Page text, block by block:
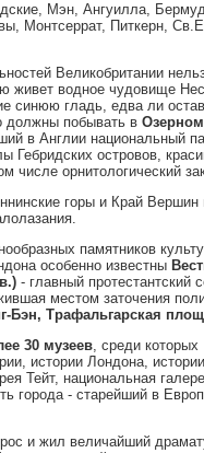
Мэн, Ангуилла,
Монтсеррат, Питкерн,
Великобритании
живет водное чудовище
синюю гладь, едва ли
должны побывать в
в Англии национальный
Гебридских островов,
числе орнитологический
горы и Край Вершин
памятников
особенно известны
- главный протестантский
местом заточения
Бэн, Трафальгарская
30 музеев, среди которых
истории Лондона,
Тейт, национальная
города - старейший в
и жил величайший